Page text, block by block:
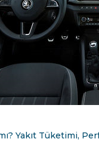
Yakıt Tüketimi,